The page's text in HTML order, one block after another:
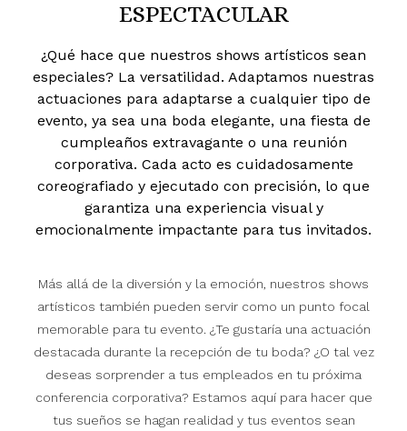
ESPECTACULAR
¿Qué hace que nuestros shows artísticos sean
especiales? La versatilidad. Adaptamos nuestras
actuaciones para adaptarse a cualquier tipo de
evento, ya sea una boda elegante, una fiesta de
cumpleaños extravagante o una reunión
corporativa. Cada acto es cuidadosamente
coreografiado y ejecutado con precisión, lo que
garantiza una experiencia visual y
emocionalmente impactante para tus invitados.
Más allá de la diversión y la emoción, nuestros shows
artísticos también pueden servir como un punto focal
memorable para tu evento. ¿Te gustaría una actuación
destacada durante la recepción de tu boda? ¿O tal vez
deseas sorprender a tus empleados en tu próxima
conferencia corporativa? Estamos aquí para hacer que
tus sueños se hagan realidad y tus eventos sean